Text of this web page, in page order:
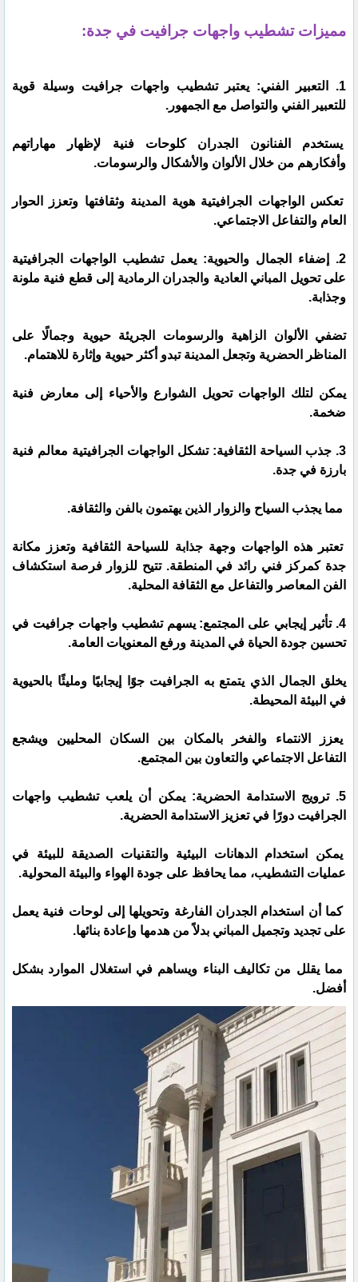
مميزات تشطيب واجهات جرافيت في جدة:
1. التعبير الفني: يعتبر تشطيب واجهات جرافيت وسيلة قوية
للتعبير الفني والتواصل مع الجمهور.
يستخدم الفنانون الجدران كلوحات فنية لإظهار مهاراتهم
وأفكارهم من خلال الألوان والأشكال والرسومات.
تعكس الواجهات الجرافيتية هوية المدينة وثقافتها وتعزز الحوار
العام والتفاعل الاجتماعي.
2. إضفاء الجمال والحيوية: يعمل تشطيب الواجهات الجرافيتية
على تحويل المباني العادية والجدران الرمادية إلى قطع فنية ملونة
وجذابة.
تضفي الألوان الزاهية والرسومات الجريئة حيوية وجمالًا على
المناظر الحضرية وتجعل المدينة تبدو أكثر حيوية وإثارة للاهتمام.
يمكن لتلك الواجهات تحويل الشوارع والأحياء إلى معارض فنية
ضخمة.
3. جذب السياحة الثقافية: تشكل الواجهات الجرافيتية معالم فنية
بارزة في جدة.
مما يجذب السياح والزوار الذين يهتمون بالفن والثقافة.
تعتبر هذه الواجهات وجهة جذابة للسياحة الثقافية وتعزز مكانة
جدة كمركز فني رائد في المنطقة. تتيح للزوار فرصة استكشاف
الفن المعاصر والتفاعل مع الثقافة المحلية.
4. تأثير إيجابي على المجتمع: يسهم تشطيب واجهات جرافيت في
تحسين جودة الحياة في المدينة ورفع المعنويات العامة.
يخلق الجمال الذي يتمتع به الجرافيت جوًا إيجابيًا ومليئًا بالحيوية
في البيئة المحيطة.
يعزز الانتماء والفخر بالمكان بين السكان المحليين ويشجع
التفاعل الاجتماعي والتعاون بين المجتمع.
5. ترويج الاستدامة الحضرية: يمكن أن يلعب تشطيب واجهات
الجرافيت دورًا في تعزيز الاستدامة الحضرية.
يمكن استخدام الدهانات البيئية والتقنيات الصديقة للبيئة في
عمليات التشطيب، مما يحافظ على جودة الهواء والبيئة المحولية.
كما أن استخدام الجدران الفارغة وتحويلها إلى لوحات فنية يعمل
على تجديد وتجميل المباني بدلاً من هدمها وإعادة بنائها.
مما يقلل من تكاليف البناء ويساهم في استغلال الموارد بشكل
أفضل.